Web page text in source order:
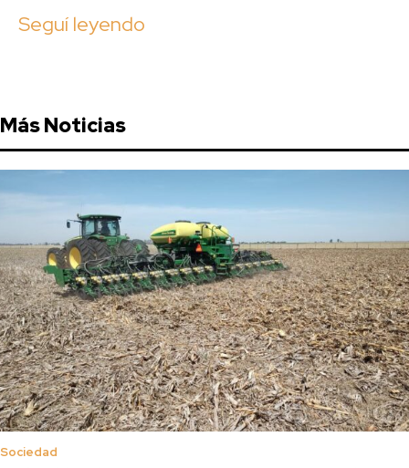
Seguí leyendo
Más Noticias
Sociedad